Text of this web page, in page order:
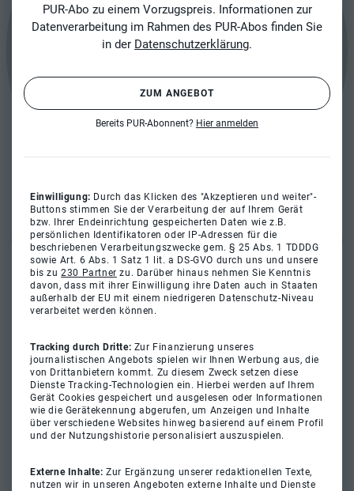
PUR-Abo zu einem Vorzugspreis. Informationen zur
Datenverarbeitung im Rahmen des PUR-Abos finden Sie
in der Datenschutzerklärung.
ZUM ANGEBOT
Bereits PUR-Abonnent? Hier anmelden
Einwilligung: Durch das Klicken des "Akzeptieren und weiter"-
Buttons stimmen Sie der Verarbeitung der auf Ihrem Gerät
bzw. Ihrer Endeinrichtung gespeicherten Daten wie z.B.
persönlichen Identifikatoren oder IP-Adressen für die
beschriebenen Verarbeitungszwecke gem. § 25 Abs. 1 TDDDG
sowie Art. 6 Abs. 1 Satz 1 lit. a DS-GVO durch uns und unsere
bis zu230 Partner zu. Darüber hinaus nehmen Sie Kenntnis
davon, dass mit ihrer Einwilligung ihre Daten auch in Staaten
außerhalb der EU mit einem niedrigeren Datenschutz-Niveau
verarbeitet werden können.
Tracking durch Dritte: Zur Finanzierung unseres
journalistischen Angebots spielen wir Ihnen Werbung aus, die
von Drittanbietern kommt. Zu diesem Zweck setzen diese
Dienste Tracking-Technologien ein. Hierbei werden auf Ihrem
Gerät Cookies gespeichert und ausgelesen oder Informationen
wie die Gerätekennung abgerufen, um Anzeigen und Inhalte
über verschiedene Websites hinweg basierend auf einem Profil
und der Nutzungshistorie personalisiert auszuspielen.
Externe Inhalte:Zur Ergänzung unserer redaktionellen Texte,
nutzen wir in unseren Angeboten externe Inhalte und Dienste